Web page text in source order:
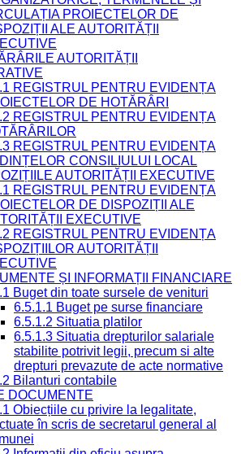
PROIECTELOR DE
ALE AUTORITĂȚII
AUTORITĂȚII
REGISTRUL PENTRU EVIDENȚA
DE HOTĂRÂRI
REGISTRUL PENTRU EVIDENȚA
REGISTRUL PENTRU EVIDENȚA
CONSILIULUI LOCAL
AUTORITĂȚII EXECUTIVE
REGISTRUL PENTRU EVIDENȚA
DE DISPOZIȚII ALE
EXECUTIVE
REGISTRUL PENTRU EVIDENȚA
AUTORITĂȚII
ȘI INFORMAȚII FINANCIARE
Buget din toate sursele de venituri
6.5.1.1 Buget pe surse financiare
6.5.1.2 Situatia platilor
6.5.1.3 Situatia drepturilor salariale
stabilite potrivit legii, precum si alte
drepturi prevazute de acte normative
Bilanturi contabile
DOCUMENTE
Obiecțiile cu privire la legalitate,
în scris de secretarul general al